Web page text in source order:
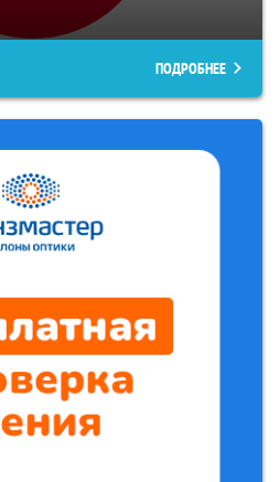
ПОДРОБНЕЕ